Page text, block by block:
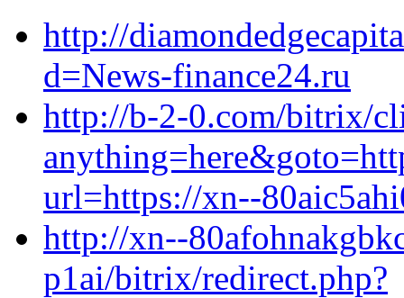
http://
d=News-finance24.ru
http://b-2-0.com/bitrix/
url=https://xn--
http://xn--
p1ai/bitrix/redirect.php?